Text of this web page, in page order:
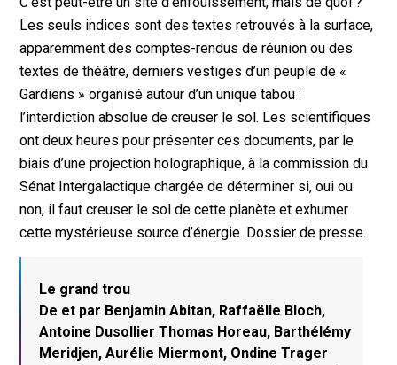
Les seuls indices sont des textes retrouvés à la surface,
apparemment des comptes-rendus de réunion ou des
textes de théâtre, derniers vestiges d’un peuple de «
Gardiens » organisé autour d’un unique tabou :
l’interdiction absolue de creuser le sol. Les scientifiques
ont deux heures pour présenter ces documents, par le
biais d’une projection holographique, à la commission du
Sénat Intergalactique chargée de déterminer si, oui ou
non, il faut creuser le sol de cette planète et exhumer
cette mystérieuse source d’énergie. Dossier de presse.
Le grand trou
De et par Benjamin Abitan, Raffaëlle Bloch,
Antoine Dusollier Thomas Horeau, Barthélémy
Meridjen, Aurélie Miermont, Ondine Trager